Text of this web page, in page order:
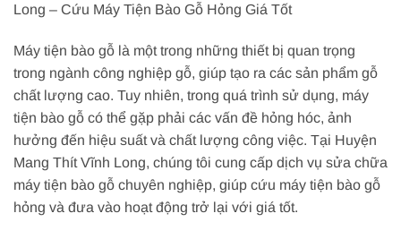
Long – Cứu Máy Tiện Bào Gỗ Hỏng Giá Tốt
Máy tiện bào gỗ là một trong những thiết bị quan trọng
trong ngành công nghiệp gỗ, giúp tạo ra các sản phẩm gỗ
chất lượng cao. Tuy nhiên, trong quá trình sử dụng, máy
tiện bào gỗ có thể gặp phải các vấn đề hỏng hóc, ảnh
hưởng đến hiệu suất và chất lượng công việc. Tại Huyện
Mang Thít Vĩnh Long, chúng tôi cung cấp dịch vụ sửa chữa
máy tiện bào gỗ chuyên nghiệp, giúp cứu máy tiện bào gỗ
hỏng và đưa vào hoạt động trở lại với giá tốt.